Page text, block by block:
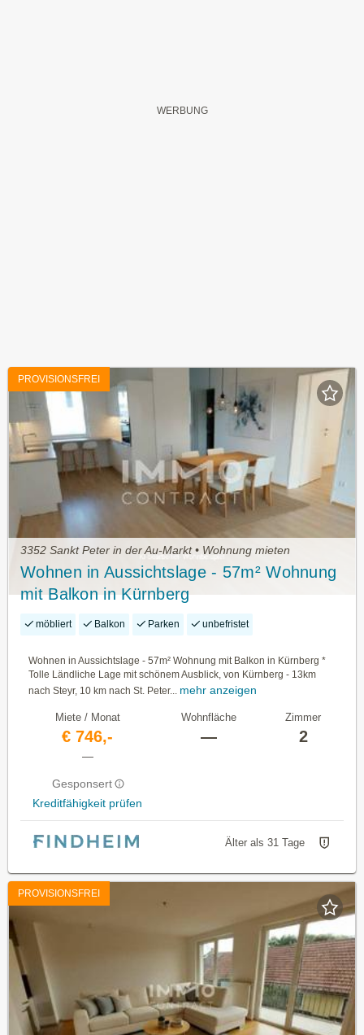
PROVISIONSFREI
3352 Sankt Peter in der Au-Markt • Wohnung mieten
Wohnen in Aussichtslage - 57m² Wohnung
mit Balkon in Kürnberg
möbliert Balkon Parken unbefristet
Wohnen in Aussichtslage - 57m² Wohnung mit Balkon in Kürnberg *
Tolle Ländliche Lage mit schönem Ausblick, von Kürnberg - 13km
nach Steyr, 10 km nach St. Peter... mehr anzeigen
Miete / Monat
€ 746,-
—
Gesponsert
Kreditfähigkeit prüfen
Wohnfläche
—
Zimmer
2
Älter als 31 Tage
PROVISIONSFREI